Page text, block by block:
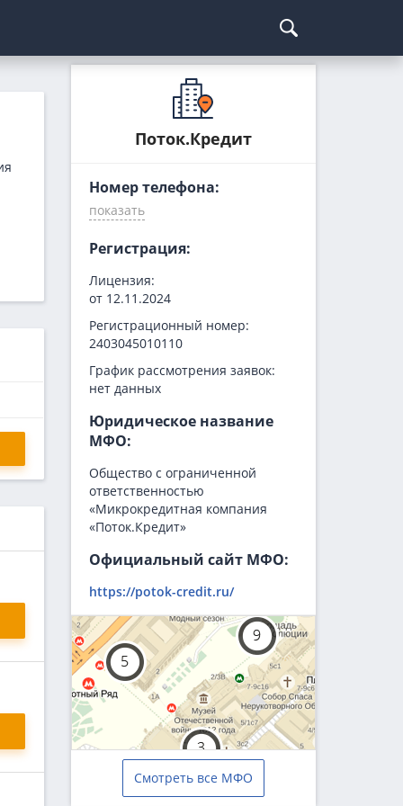
Курсы криптовалют
Курс биткоина
Кредиты для бизнеса
На пополнение ОС
С доставкой
Погашение займов
Купи не копи
МИГ Кредит
Webbankir
Поток.Кредит
Номер телефона:
Регистрация:
Лицензия:
от 12.11.2024
Регистрационный номер:
2403045010110
График рассмотрения заявок:
нет данных
Юридическое название
МФО:
Общество с ограниченной
ответственностью
«Микрокредитная компания
«Поток.Кредит»
Официальный сайт МФО:
https://potok-credit.ru/
Смотреть все МФО